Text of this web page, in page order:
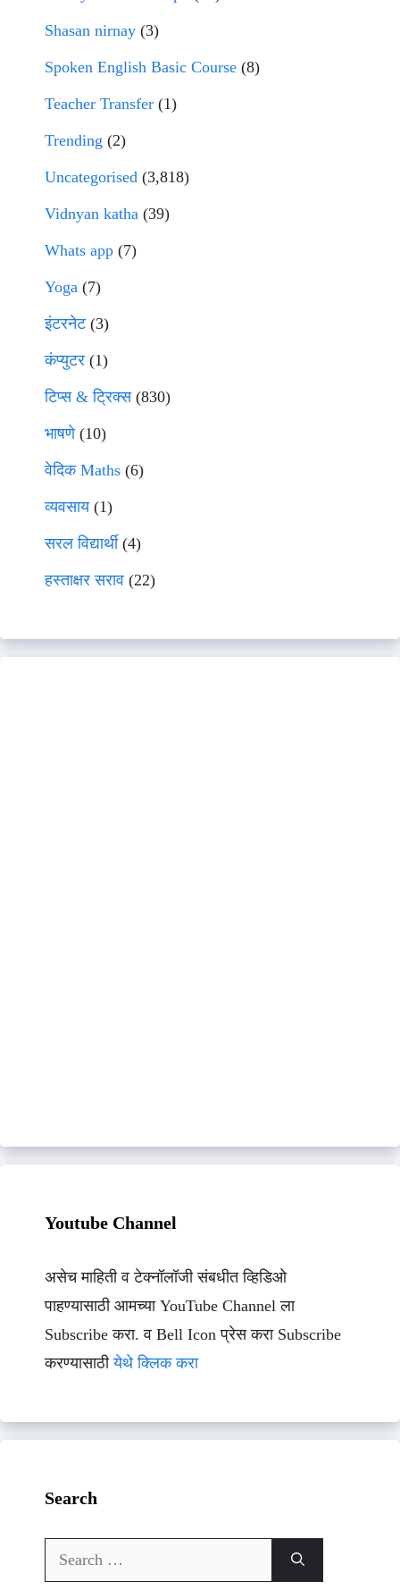
Shasan nirnay (3)
Spoken English Basic Course (8)
Teacher Transfer (1)
Trending (2)
Uncategorised (3,818)
Vidnyan katha (39)
Whats app (7)
Yoga (7)
इंटरनेट(3)
कंप्युटर (1)
टिप्स & ट्रिक्स(830)
भाषणे(10)
वेदिक Maths (6)
व्यवसाय(1)
सरल विद्यार्थी(4)
हस्ताक्षर सराव (22)
Youtube Channel
असेच माहिती व टेक्नॉलॉजी संबधीत व्हिडिओ
पाहण्यासाठी आमच्या YouTube Channel ला
Subscribe करा. व Bell Icon प्रेस करा Subscribe
करण्यासाठीयेथे क्लिक करा
Search
Search
for: